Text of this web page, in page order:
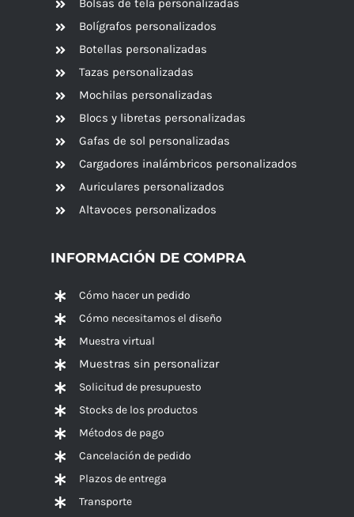
Bolsas de tela personalizadas
Bolígrafos personalizados
Botellas personalizadas
Tazas personalizadas
Mochilas personalizadas
Blocs y libretas personalizadas
Gafas de sol personalizadas
Cargadores inalámbricos personalizados
Auriculares personalizados
Altavoces personalizados
INFORMACIÓN DE COMPRA
Cómo hacer un pedido
Cómo necesitamos el diseño
Muestra virtual
Muestras sin personalizar
Solicitud de presupuesto
Stocks de los productos
Métodos de pago
Cancelación de pedido
Plazos de entrega
Transporte